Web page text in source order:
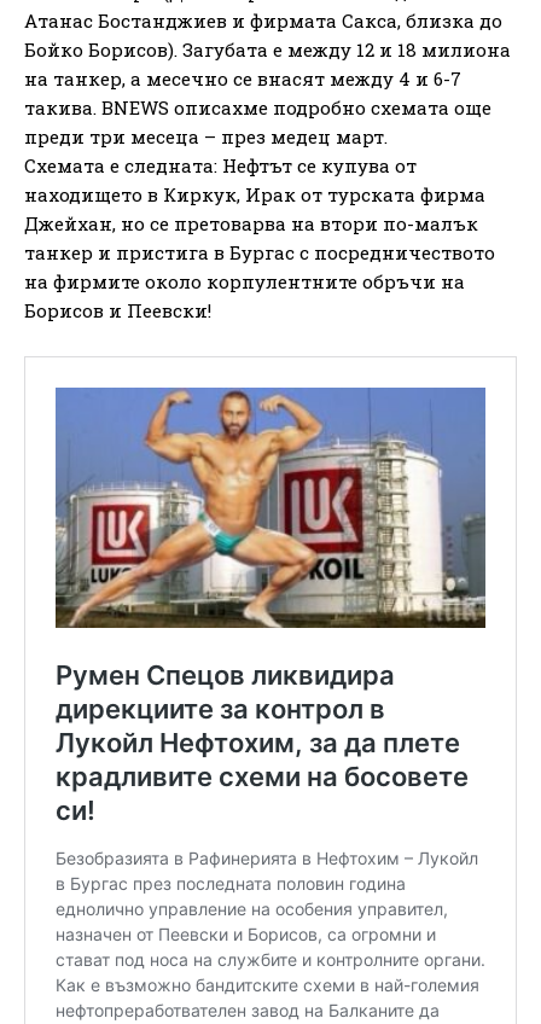
Атанас Бостанджиев и фирмата Сакса, близка до
Бойко Борисов). Загубата е между 12 и 18 милиона
на танкер, а месечно се внасят между 4 и 6-7
такива. BNEWS описахме подробно схемата още
преди три месеца – през медец март.
Схемата е следната: Нефтът се купува от
находището в Киркук, Ирак от турската фирма
Джейхан, но се претоварва на втори по-малък
танкер и пристига в Бургас с посредничеството
на фирмите около корпулентните обръчи на
Борисов и Пеевски!